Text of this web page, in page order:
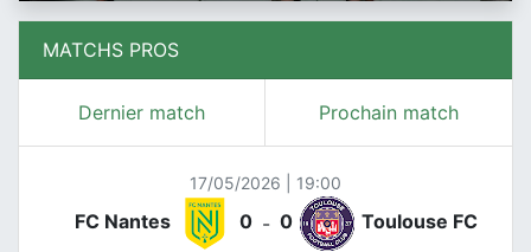
MATCHS PROS
Dernier match Prochain match
17/05/2026 | 19:00
FC Nantes 0 - 0 Toulouse FC